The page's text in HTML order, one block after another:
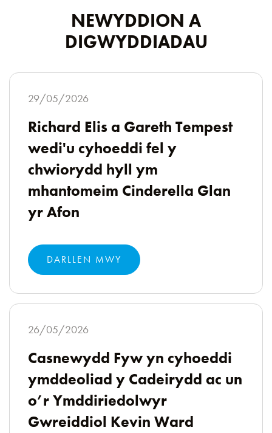
NEWYDDION A
DIGWYDDIADAU
29/05/2026
Richard Elis a Gareth Tempest
wedi'u cyhoeddi fel y
chwiorydd hyll ym
mhantomeim Cinderella Glan
yr Afon
DARLLEN MWY
26/05/2026
Casnewydd Fyw yn cyhoeddi
ymddeoliad y Cadeirydd ac un
o’r Ymddiriedolwyr
Gwreiddiol Kevin Ward